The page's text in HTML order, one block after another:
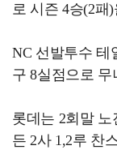
로 시즌 4승(2패
NC 선발투수 테
구 8실점으로
롯데는 2회말
든 2사 1,2루 찬